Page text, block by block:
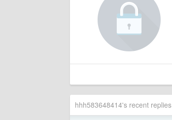
hhh583648414's recent replies